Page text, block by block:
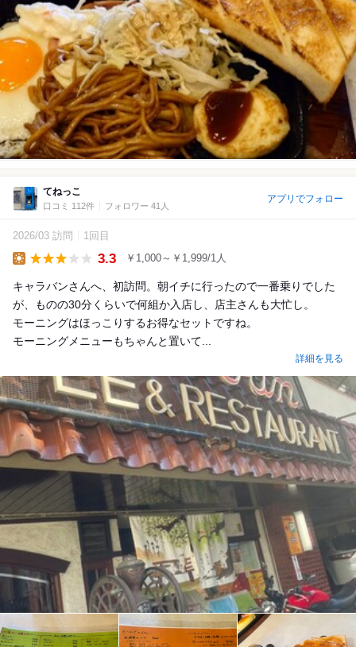
てねっこ
口コミ 112件 フォロワー 41人
アプリでフォロー
2026/03 訪問 1回目
3.3 ￥1,000～￥1,999/1人
キャラバンさんへ、初訪問。朝イチに行ったので一番乗りでした
が、ものの30分くらいで何組か入店し、店主さんも大忙し。
モーニングはほっこりするお得なセットですね。
モーニングメニューもちゃんと置いて...
詳細を見る